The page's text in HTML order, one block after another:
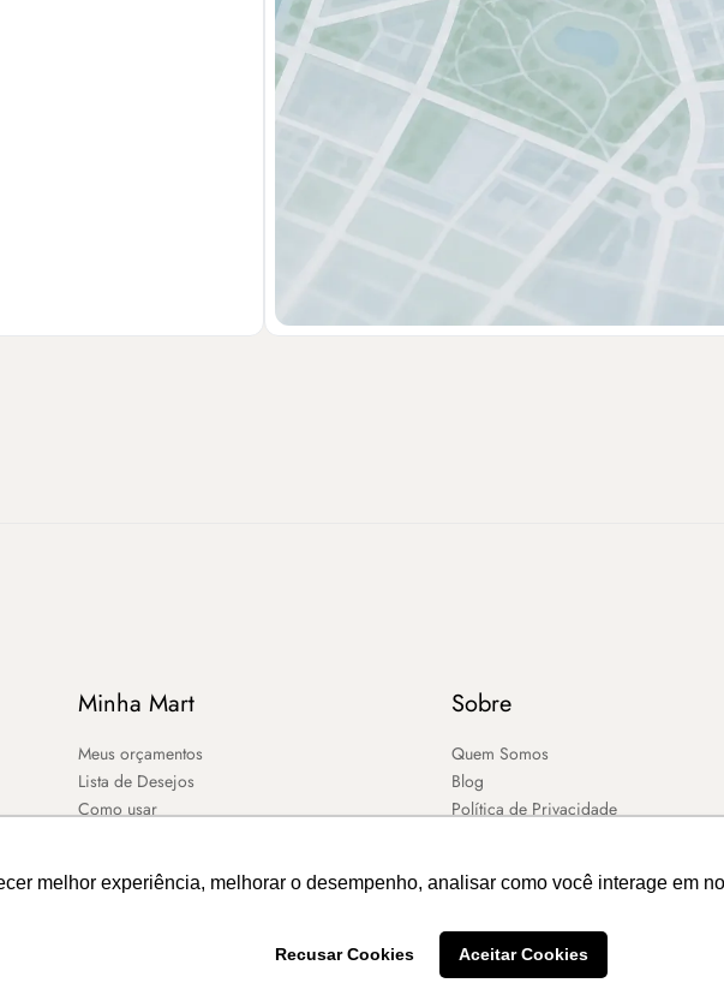
melhor experiência, melhorar o desempenho, analisar como você interage em
Recusar Cookies Aceitar Cookies
Minha Mart
Meus orçamentos
Lista de Desejos
Como usar
Sobre
Quem Somos
Blog
Política de Privacidade
2026 – MART ®